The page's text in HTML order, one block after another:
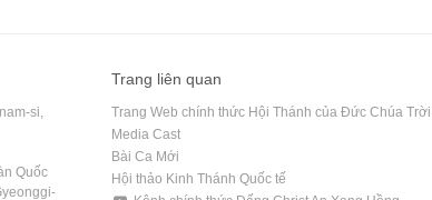
si,
Quốc
Trang liên quan
Trang Web chính thức Hội Thánh của Đức Chúa Trời
Media Cast
Bài Ca Mới
Hội thảo Kinh Thánh Quốc tế